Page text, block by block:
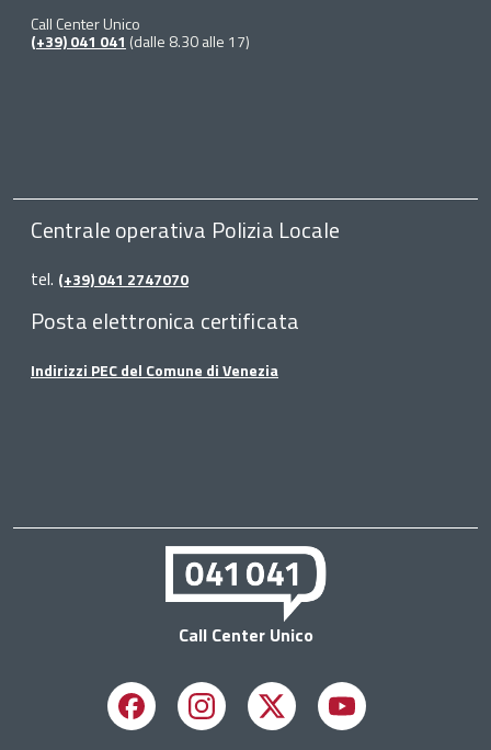
Call Center Unico
(+39) 041 041 (dalle 8.30 alle 17)
Centrale operativa Polizia Locale
tel. (+39) 041 2747070
Posta elettronica certificata
Indirizzi PEC del Comune di Venezia
Call Center Unico
FacebookInstagramX Youtube